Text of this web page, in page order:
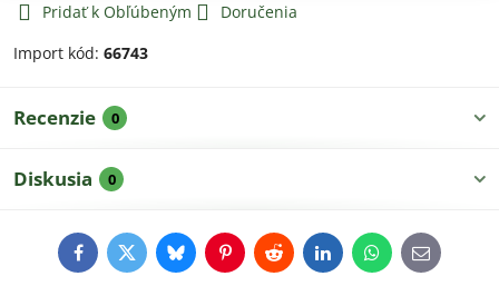
Pridať k Obľúbeným
Doručenia
Import kód: 66743
Recenzie 0
Diskusia 0
FacebookTwitterBlueskyPinterestRedditLinkedInWhatsApp
E-
mail